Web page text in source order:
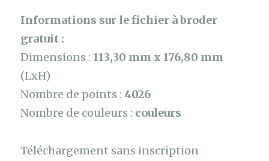
Informations sur le fichier à broder
gratuit :
Dimensions :113,30 mm x 176,80 mm
(LxH)
Nombre de points : 4026
Nombre de couleurs : couleurs
Téléchargement sans inscription